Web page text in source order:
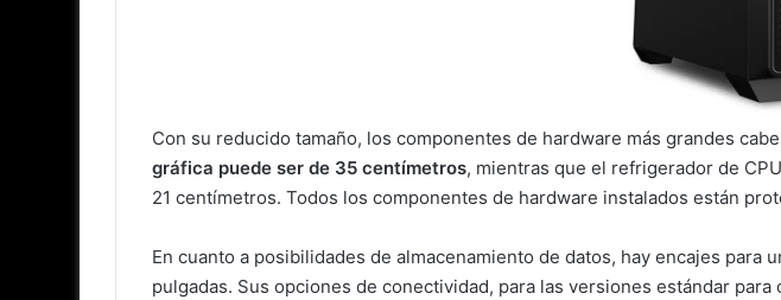
Con su reducido tamaño, los componentes de hardware más grandes
gráfica puede ser de 35 centímetros, mientras que el refrigerador de
21 centímetros. Todos los componentes de hardware instalados están
En cuanto a posibilidades de almacenamiento de datos, hay encajes
pulgadas. Sus opciones de conectividad, para las versiones estándar